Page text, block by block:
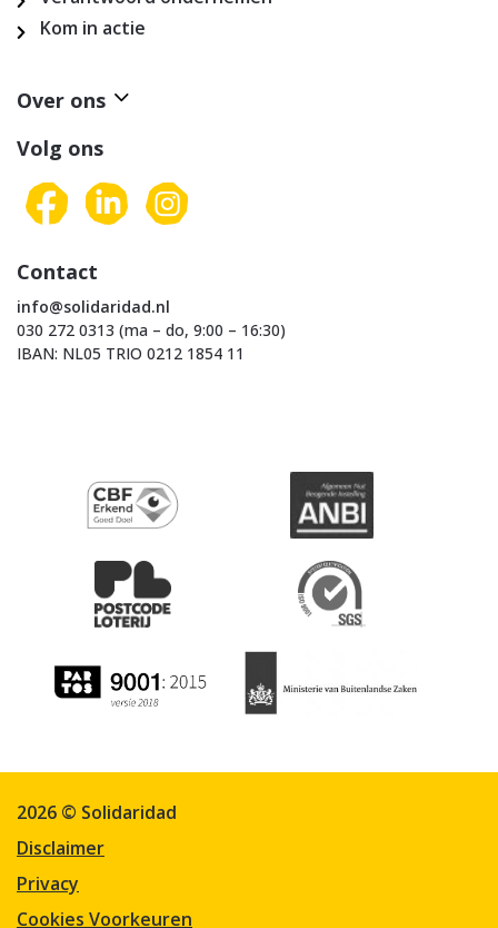
Kom in actie
Over ons
Volg ons
Contact
info@solidaridad.nl
030 272 0313 (ma – do, 9:00 – 16:30)
IBAN: NL05 TRIO 0212 1854 11
2026 © Solidaridad
Disclaimer
Privacy
Cookies Voorkeuren